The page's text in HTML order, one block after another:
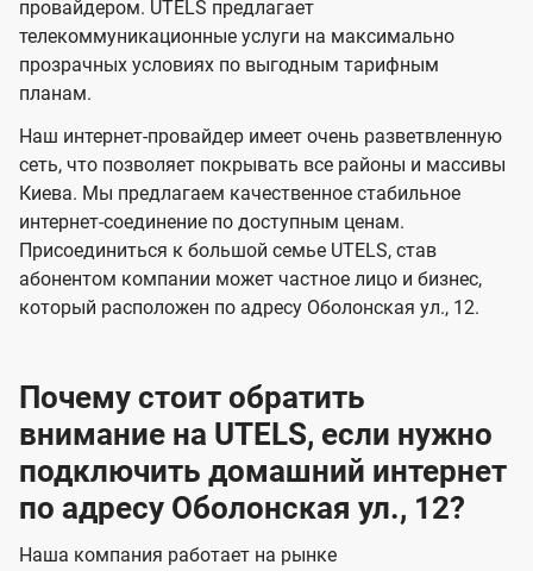
s
и
д
е
н
и
я
д
е
и
я
провайдером. UTELS предлагает
телекоммуникационные услуги на максимально
прозрачных условиях по выгодным тарифным
планам.
Наш интернет-провайдер имеет очень разветвленную
сеть, что позволяет покрывать все районы и массивы
Киева. Мы предлагаем качественное стабильное
интернет-соединение по доступным ценам.
Присоединиться к большой семье UTELS, став
абонентом компании может частное лицо и бизнес,
который расположен по адресу Оболонская ул., 12.
Почему стоит обратить
внимание на UTELS, если нужно
подключить домашний интернет
по адресу Оболонская ул., 12?
Наша компания работает на рынке